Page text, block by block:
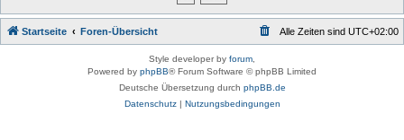
Startseite Foren-Übersicht Alle Zeiten sind UTC+02:00
Style developer by forum
Powered by phpBB® Forum Software © phpBB Limited
Deutsche Übersetzung durch phpBB.de
Datenschutz| Nutzungsbedingungen